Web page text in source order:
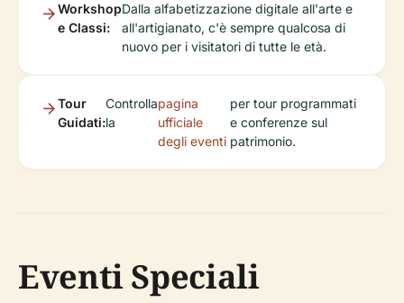
Workshop
e Classi:
Dalla alfabetizzazione digitale all'arte e
all'artigianato, c'è sempre qualcosa di
nuovo per i visitatori di tutte le età.
Tour
Guidati:
Controlla
la
pagina
ufficiale
degli eventi
per tour programmati
e conferenze sul
patrimonio.
Eventi Speciali